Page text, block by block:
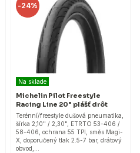
-24%
Na sklade
Michelin Pilot Freestyle
Racing Line 20" plášť drôt
Terénní/freestyle dušová pneumatika,
šírka 2,10" / 2,30", ETRTO 53-406 /
58-406, ochrana 55 TPI, směs Magi-
X, doporučený tlak 2.5-7 bar, drátový
obvod,…